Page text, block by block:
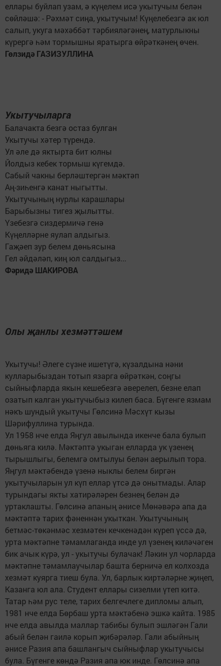
еллары буйлап узам, ә күңелем исә укытучым белән
сөйләшә: - Рәхмәт сиңа, укытучым! Күңелебезгә ак юл
салып, укуга мәхәббәт тәрбияләгәнең, матурлыкны
күрергә һәм тормышны яратырга өйрәткәнең өчен.
Гөлзидә ГАЗИЗУЛЛИНА
Укытучыларга
Балачакта безгә остаз булган
Укытучы хәтер түрендә.
Ул әле дә яктырта бит юлны
Йолдыз кебек тормыш күгемдә.
Сабый чакны берләштергән мәктәп
Аң-зиһенгә канат ныгытты.
Укытучының нурлы карашлары
Барыбызны тигез җылытты.
Үзебезгә сиздермичә генә
Күңелләрне яулап алдыгыз.
Гаҗәеп зур белем дөньясына
Гел әйдәләп, киң юл салдыгыз...
Фәридә ШАКИРОВА
Олы җанлы хезмәттәшем
Укытучы! Әлеге сүзне ишетүгә, күзалдына нәни
кулларыбыздан тотып язарга өйрәткән, соңгы
сыйныфларда якын кешебезгә әверелеп, безне елап
озатып калган укытучыбыз килеп баса. Бүгенге язмам
нәкъ шундый укытучы Гөлсинә Мәсхүт кызы
Шәрифуллина турында.
Ул 1958 нче елда Яңгул авылында икенче бала булып
дөньяга килә. Мәктәптә укыган елларда ук үзенең
тырышлыгы, белемгә омтылуы белән аерылып тора.
Яңгул мәктәбендә үзенә ныклы белем биргән
укытучыларын ул күп еллар үтсә дә онытмады. Алар
турындагы якты хатирәләрен безнең белән дә
уртаклашты. Гөлсинә апаның әнисе Мөнәвәрә апа да
мәктәптә тарих фәненнән укыткан. Укытучының
бетмәс-төкәнмәс хезмәтен кечкенәдән күреп үссә дә,
урта мәктәпне тәмамлаганда инде ул үзенең киләчәген
бик ачык күрә, ул - укытучы булачак! Ләкин ул чорларда
мәктәпне тәмамлаучылар башта берничә ел колхозда
хезмәт куярга тиеш була. Ул, барлык киртәләрне җиңеп,
Казанга юл ала. Студент еллары сизелми үтеп китә.
Татар һәм рус теле, тарих белгечлеге дипломы алып,
1981 нче елда Бөрбаш урта мәктәбенә эшкә кайта. 1985
нче елда авылда маллар табибы булып эшләгән Гали
абый белән гаилә корып җибәрәләр. Гали абыйның
әнисе Разия апа башлангыч сыйныфлар укытучысы
була. Бүгенге көндә Разия апа юк инде. Гөлсинә апа